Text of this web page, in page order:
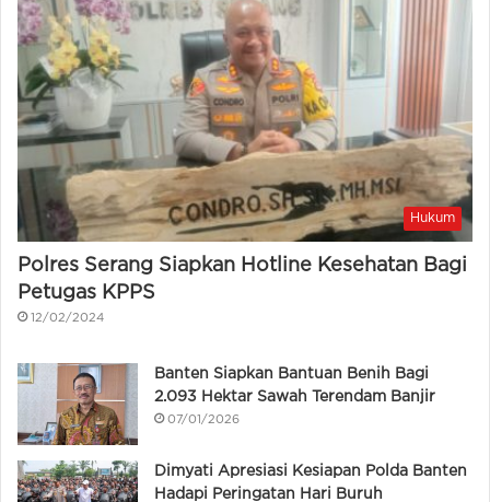
Hukum
Polres Serang Siapkan Hotline Kesehatan Bagi
Petugas KPPS
12/02/2024
Banten Siapkan Bantuan Benih Bagi
2.093 Hektar Sawah Terendam Banjir
07/01/2026
Dimyati Apresiasi Kesiapan Polda Banten
Hadapi Peringatan Hari Buruh